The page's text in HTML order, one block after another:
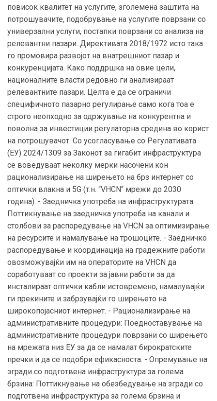
повисок квалитет на услугите, зголемена заштита на
потрошувачите, подобрување на услугите поврзани со
универзални услуги, постапки поврзани со анализа на
релевантни пазари. Директивата 2018/1972 исто така
го промовира развојот на внатрешниот пазар и
конкуренцијата. Како поддршка на овие цели,
националните власти редовно ги анализираат
релевантните пазари. Целта е да се ограничи
специфичното пазарно регулирање само кога тоа е
строго неопходно за одржување на конкурентна и
поволна за инвестиции регулаторна средина во корист
на потрошувачот. Со усогласување со Регулативата
(ЕУ) 2024/1309 за Законот за гигабит инфраструктура
се воведуваат неколку мерки насочени кон
рационализирање на ширењето на брз интернет со
оптички влакна и 5G (т.н. “VHCN“ мрежи до 2030
година): - Заедничка употреба на инфраструктурата:
Поттикнување на заедничка употреба на канали и
столбови за распоредување на VHCN за оптимизирање
на ресурсите и намалување на трошоците. - Заедничко
распоредување и координација на градежните работи
овозможувајќи им на операторите на VHCN да
соработуваат со проекти за јавни работи за да
инсталираат оптички кабли истовремено, намалувајќи
ги прекините и забрзувајќи го ширењето на
широкопојасниот интернет. - Рационализирање на
административните процедури: Поедноставување на
административните процедури поврзани со ширењето
на мрежата низ ЕУ за да се намалат бирократските
пречки и да се подобри ефикасноста. - Опремување на
згради со подготвена инфраструктура за голема
брзина: Поттикнување на обезбедување на згради со
подготвена инфраструктура за голема брзина и